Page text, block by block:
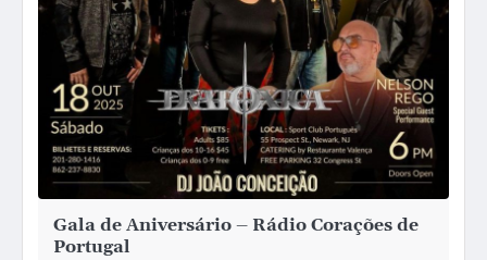
Gala de Aniversário – Rádio Corações de
Portugal